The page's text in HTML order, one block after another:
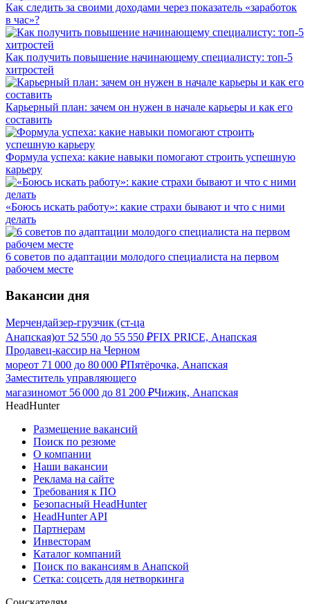
Как следить за своими доходами через показатель «заработок
в час»?
Как получить повышение начинающему специалисту: топ-5
хитростей
Карьерный план: зачем он нужен в начале карьеры и как его
составить
Формула успеха: какие навыки помогают строить успешную
карьеру
«Боюсь искать работу»: какие страхи бывают и что с ними
делать
6 советов по адаптации молодого специалиста на первом
рабочем месте
Вакансии дня
Мерчендайзер-грузчик (ст-ца
Анапская)от 52 550 до 55 550 ₽FIX PRICE, Анапская
Продавец-кассир на Черном
мореот 71 000 до 80 000 ₽Пятёрочка, Анапская
Заместитель управляющего
магазиномот 56 000 до 81 200 ₽Чижик, Анапская
HeadHunter
Размещение вакансий
Поиск по резюме
О компании
Наши вакансии
Реклама на сайте
Требования к ПО
Безопасный HeadHunter
HeadHunter API
Партнерам
Инвесторам
Каталог компаний
Поиск по вакансиям в Анапской
Сетка: соцсеть для нетворкинга